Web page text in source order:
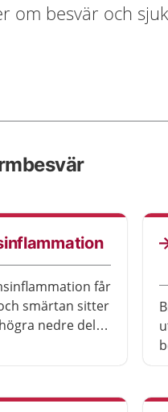
om besvär och
får
smärtan sitter
nedre del.
och tjugofem